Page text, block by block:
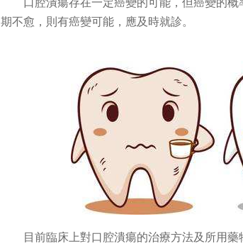
口腔潰瘍存在一定癌變的可能，但癌變的
期不愈，則有癌變可能，應及時就診。
目前臨床上對口腔潰瘍的治療方法及所用